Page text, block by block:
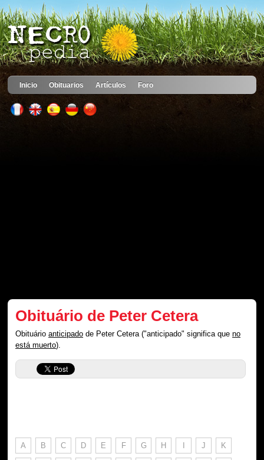
Inicio Obituarios Artículos Foro
Obituário de Peter Cetera
Obituárioanticipado de Peter Cetera ("anticipado" significa queno
está muerto).
A B C D E F G H I J K